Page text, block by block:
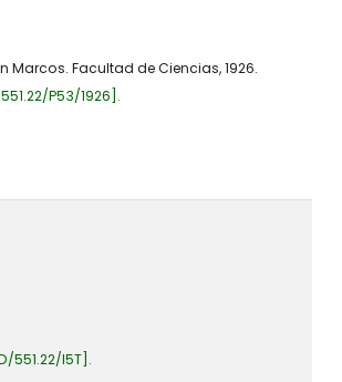
Facultad de Ciencias, 1926.
P53/1926 .
551.22/I5T .